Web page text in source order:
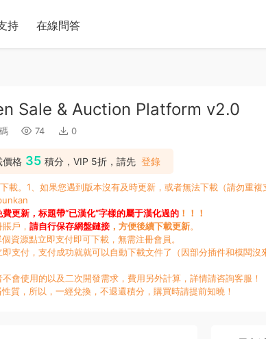
持 在線問答
Sale & Auction Platform v2.0
74 0
價格 35 積分，VIP 5折，請先 登錄
載。1、如果您遇到版本沒有及時更新，或者無法下載（請勿重複
更新，标題帶“已漢化”字樣的屬于漢化過的 ！！！
戶， 請自行保存網盤鏈接 ，方便後續下載更新。
資源點立即支付即可下載，無需注冊會員。
支付，支付成功就就可以自動下載文件了（因部分插件和模闆
會使用的以及二次開發需求，費用另外計算，詳情請咨詢客服！
質，所以，一經兌換，不退還積分，購買時請提前知曉！